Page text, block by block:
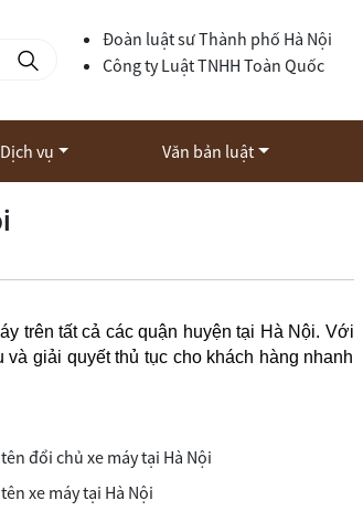
Đoàn luật sư Thành phố Hà Nội
Công ty Luật TNHH Toàn Quốc
Dịch vụ Văn bản luật
trên tất cả các quận huyện tại Hà Nội. Với
giải quyết thủ tục cho khách hàng nhanh
đổi chủ xe máy tại Hà Nội
xe máy tại Hà Nội